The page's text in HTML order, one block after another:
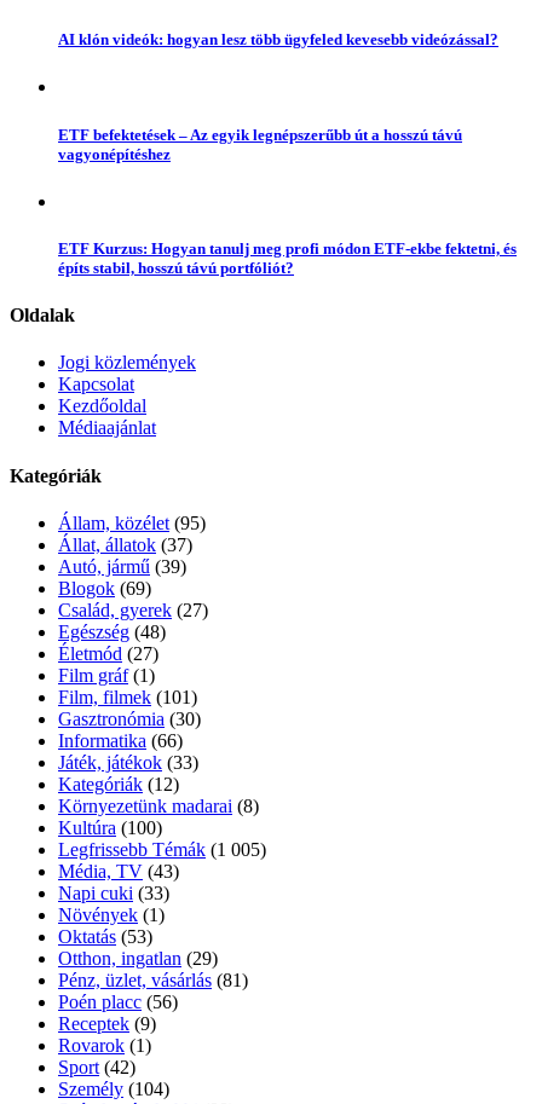
AI klón videók: hogyan lesz több ügyfeled kevesebb videózással?
ETF befektetések – Az egyik legnépszerűbb út a hosszú távú
vagyonépítéshez
ETF Kurzus: Hogyan tanulj meg profi módon ETF-ekbe fektetni, és
építs stabil, hosszú távú portfóliót?
Oldalak
Jogi közlemények
Kapcsolat
Kezdőoldal
Médiaajánlat
Kategóriák
Állam, közélet (95)
Állat, állatok (37)
Autó, jármű (39)
Blogok (69)
Család, gyerek (27)
Egészség (48)
Életmód (27)
Film gráf(1)
Film, filmek (101)
Gasztronómia (30)
Informatika (66)
Játék, játékok (33)
Kategóriák (12)
Környezetünk madarai (8)
Kultúra (100)
Legfrissebb Témák (1 005)
Média, TV (43)
Napi cuki (33)
Növények (1)
Oktatás (53)
Otthon, ingatlan (29)
Pénz, üzlet, vásárlás (81)
Poén placc (56)
Receptek (9)
Rovarok (1)
Sport (42)
Személy (104)